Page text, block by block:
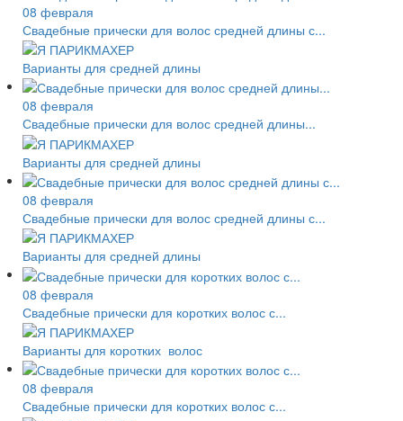
08 февраля
Свадебные прически для волос средней длины с...
Варианты для средней длины
08 февраля
Свадебные прически для волос средней длины...
Варианты для средней длины
08 февраля
Свадебные прически для волос средней длины с...
Варианты для средней длины
08 февраля
Свадебные прически для коротких волос с...
Варианты для коротких волос
08 февраля
Свадебные прически для коротких волос с...